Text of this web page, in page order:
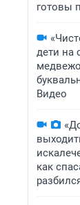
готовы
дети на
Видео
как